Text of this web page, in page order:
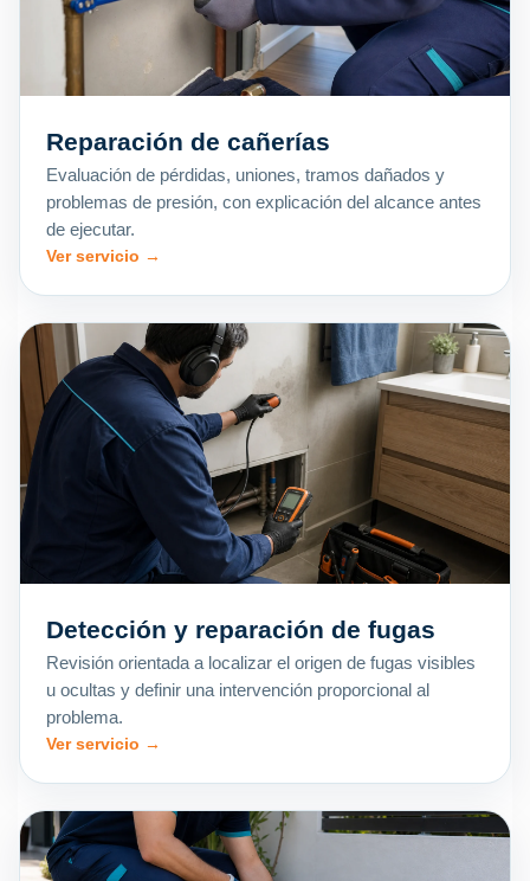
Reparación de cañerías
Evaluación de pérdidas, uniones, tramos dañados y
problemas de presión, con explicación del alcance antes
de ejecutar.
Ver servicio →
Detección y reparación de fugas
Revisión orientada a localizar el origen de fugas visibles
u ocultas y definir una intervención proporcional al
problema.
Ver servicio →